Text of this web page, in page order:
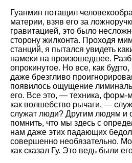
Гуанмин потащил
материи, взяв его за
гравитацией, это было
сторону жилконта. Проходя
станций, я пытался увидеть
намеки на произошедшее.
опрокинутое. Но все, как
даже брезгливо
появилось ощущение
его. Все это, — техника,
как волшебство рычаги, —
служат люди? Другим людям и
помнить, что мы здесь с
нам даже этих падающих
совершенно необязательно.
как сказал Гу. Это ведь были